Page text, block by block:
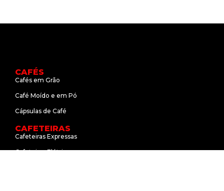
CAFÉS
Cafés em Grão
Café Moído e em Pó
Cápsulas de Café
CAFETEIRAS
Cafeteiras Expressas
Cafeteiras Elétricas